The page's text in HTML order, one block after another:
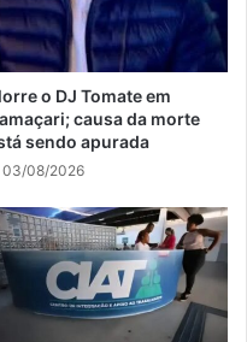
o DJ Tomate em
causa da morte
sendo apurada
03/08/2026